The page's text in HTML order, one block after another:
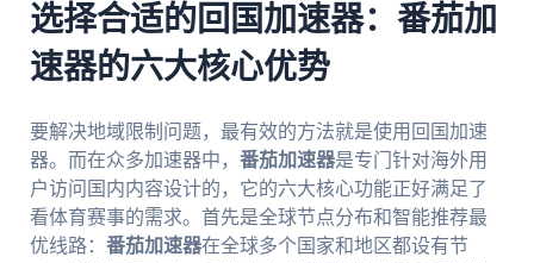
选择合适的回国加速器：番茄加
速器的六大核心优势
要解决地域限制问题，最有效的方法就是使用回国加速
器。而在众多加速器中， 番茄加速器是专门针对海外用
户访问国内内容设计的，它的六大核心功能正好满足了
看体育赛事的需求。首先是全球节点分布和智能推荐最
优线路： 番茄加速器在全球多个国家和地区都设有节